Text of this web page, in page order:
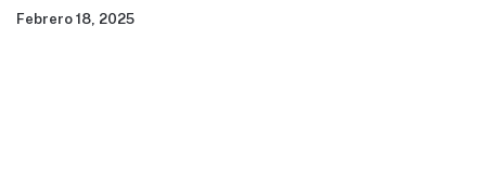
por las recientes lluvias en la CDMX.
Febrero 18, 2025